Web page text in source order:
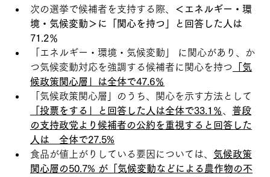
次の選挙で候補者を支持する際、
＜エネルギー・環
境・気候変動＞に「関心を持つ」と回答した人は
71.2％
「エネルギー・環境・気候変動」 に関心があり、か
つ気候変動対応を強調する候補者に関心を持つ
「気
候政策関心層」は全体で47.6％
「気候政策関心層」のうち、関心を示す方法として
「投票をする」と回答した人は全体で33.1％
普段
の支持政党より候補者の公約を重視すると回答した
人は　全体で27.5%
食品が値上がりしている要因については、 気候政策
関心層の50.7% が「気候変動などによる農作物の不